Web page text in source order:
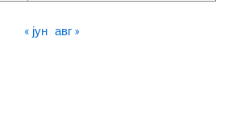
« јун авг »